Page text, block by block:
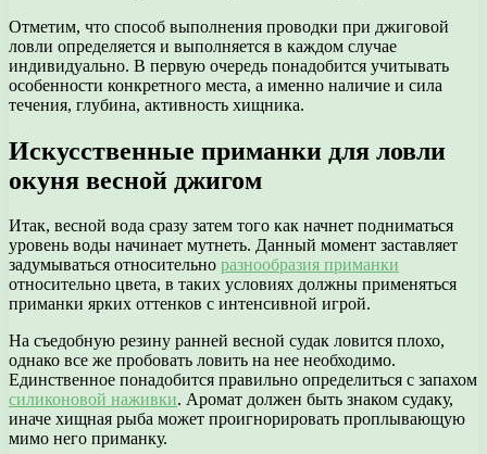
Отметим, что способ выполнения проводки при джиговой
ловли определяется и выполняется в каждом случае
индивидуально. В первую очередь понадобится учитывать
особенности конкретного места, а именно наличие и сила
течения, глубина, активность хищника.
Искусственные приманки для ловли
окуня весной джигом
Итак, весной вода сразу затем того как начнет подниматься
уровень воды начинает мутнеть. Данный момент заставляет
задумываться относительно разнообразия приманки
относительно цвета, в таких условиях должны применяться
приманки ярких оттенков с интенсивной игрой.
На съедобную резину ранней весной судак ловится плохо,
однако все же пробовать ловить на нее необходимо.
Единственное понадобится правильно определиться с запахом
силиконовой наживки. Аромат должен быть знаком судаку,
иначе хищная рыба может проигнорировать проплывающую
мимо него приманку.